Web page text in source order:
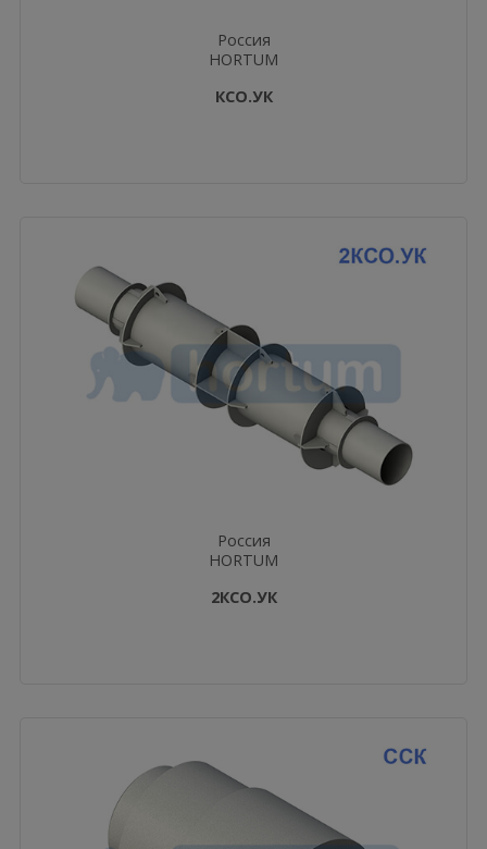
Россия
HORTUM
КСО.УК
Россия
HORTUM
2КСО.УК